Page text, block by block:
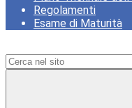
Regolamenti
Esame di Maturità